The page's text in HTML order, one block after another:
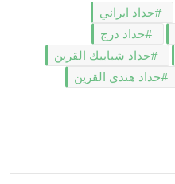
حداد ايراني
حداد درج
حداد شبابيك القرين
حداد هندي القرين